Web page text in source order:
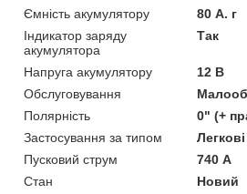
Ємність акумулятору
80 А. г
Індикатор заряду
акумулятора
Так
Напруга акумулятору
12 В
Обслуговування
Полярність
0" (+
Застосування за типом
Пусковий струм
740 А
Стан
Новий